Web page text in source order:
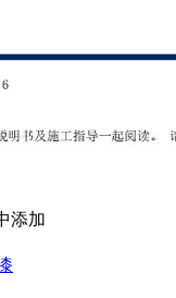
添加